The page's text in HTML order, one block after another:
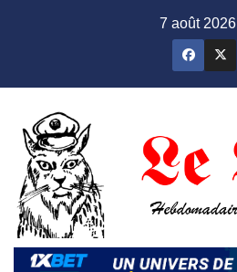
7 août 2026